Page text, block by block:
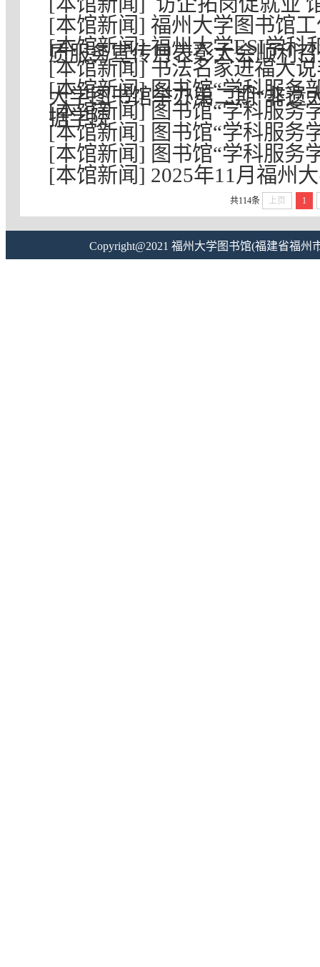
[本馆新闻] 福州大学图书馆
质服务宣传月表彰大会顺利
[本馆新闻] 福州大学ESI学科
[本馆新闻] 书法名家进福大
大学图书馆举办第二期“非遗
[本馆新闻] 图书馆“学科服
据学院
[本馆新闻] 图书馆“学科服
[本馆新闻] 图书馆“学科服
[本馆新闻] 图书馆“学科服
[本馆新闻] 2025年11月福州
共114条 上页 1
Copyright@2021 福州大学图书馆(福建省福州